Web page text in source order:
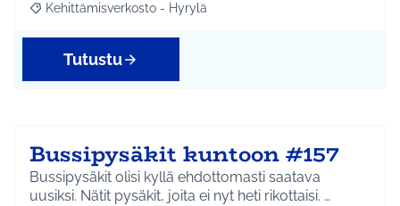
Rajaa tulokset aihepiirin mukaan: Kehittämisverkosto - Hyrylä
Kehittämisverkosto - Hyrylä
Tutustu
Bussipysäkit kuntoon #157
Bussipysäkit olisi kyllä ehdottomasti saatava
uusiksi. Nätit pysäkit, joita ei nyt heti rikottaisi. …